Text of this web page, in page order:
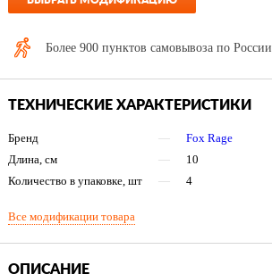
Более 900 пунктов самовывоза по России
ТЕХНИЧЕСКИЕ ХАРАКТЕРИСТИКИ
Бренд —
Fox Rage
Длина, см
—
10
Количество в упаковке, шт
— 4
Все модификации товара
ОПИСАНИЕ